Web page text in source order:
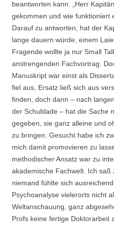
beantworten kann. „Herr
gekommen und wie funktioniert
Darauf zu antworten, hat der
lange dauern würde, einem
Fragende wollte ja nur Small
anstrengenden Fachvortrag.
Manuskript war einst als
fiel aus, Ersatz ließ sich aus
finden, doch dann – nach
der Schublade – hat die Sache
gegeben, sie ganz alleine und
zu bringen. Gesucht habe ich
mich damit promovieren zu
methodischer Ansatz war zu
akademische Fachwelt. Ich saß
niemand fühlte sich
Psychoanalyse vielerorts nicht
Weltanschauung, ganz
Profs keine fertige Doktorarbeit